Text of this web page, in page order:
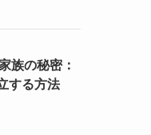
族の秘密：
する方法